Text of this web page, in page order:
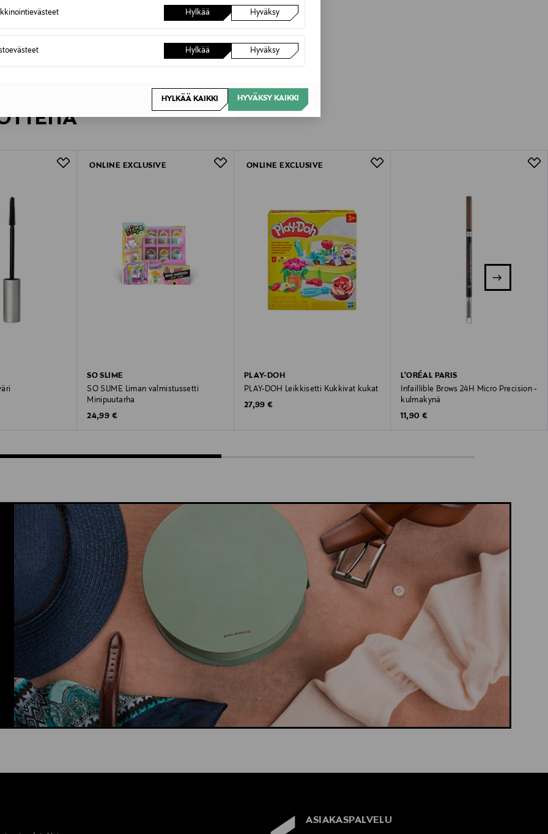
Hylkää Hyväksy
Hylkää Hyväksy
HYLKÄÄ KAIKKI HYVÄKSY KAIKKI
ONLINE EXCLUSIVE
SO SLIME
SO SLIME Liman valmistussetti
Minipuutarha
Original Price
24,99 €
ONLINE EXCLUSIVE
PLAY-DOH
PLAY-DOH Leikkisetti Kukkivat kukat
Original Price
27,99 €
L'ORÉAL PARIS
Infaillible Brows 24H Micro Precision -
kulmakynä
Original Price
11,90 €
ASIAKASPALVELU